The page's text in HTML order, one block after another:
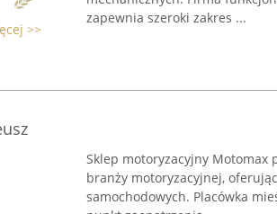
>>
zapewnia szeroki zakres ...
Sklep motoryzacyjny Motomax
branży motoryzacyjnej,
samochodowych. Placówka